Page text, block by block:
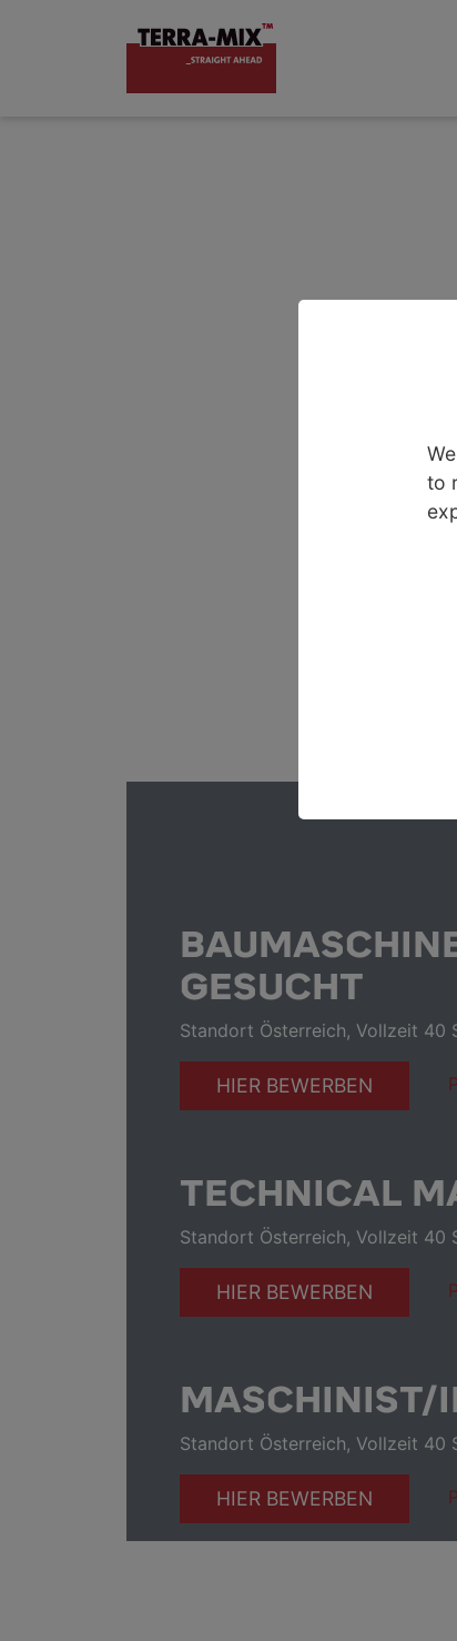
to
GESUCHT
Standort Österreich, Vollzeit 40
HIER BEWERBEN
TECHNICAL
Standort Österreich, Vollzeit 40
HIER BEWERBEN
MASCHINIST/
Standort Österreich, Vollzeit 40
HIER BEWERBEN